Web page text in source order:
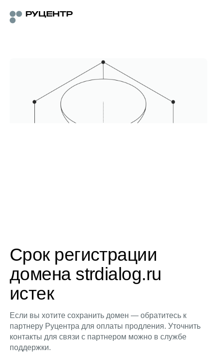
Срок регистрации
домена strdialog.ru
истек
Если вы хотите сохранить домен — обратитесь к
партнеру Руцентра для оплаты продления. Уточнить
контакты для связи с партнером можно в службе
поддержки.